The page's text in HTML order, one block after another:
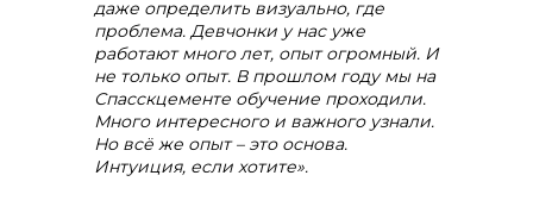
даже определить визуально, где
проблема. Девчонки у нас уже
работают много лет, опыт огромный. И
не только опыт. В прошлом году мы на
Спасскцементе обучение проходили.
Много интересного и важного узнали.
Но всё же опыт – это основа.
Интуиция, если хотите».